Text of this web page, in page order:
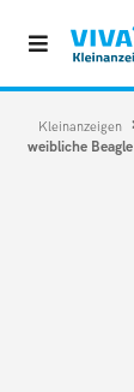
Kleinanzeigen
weibliche Beagle